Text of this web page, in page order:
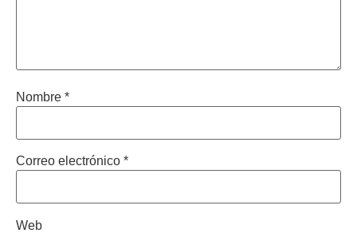
Nombre *
Correo electrónico *
Web